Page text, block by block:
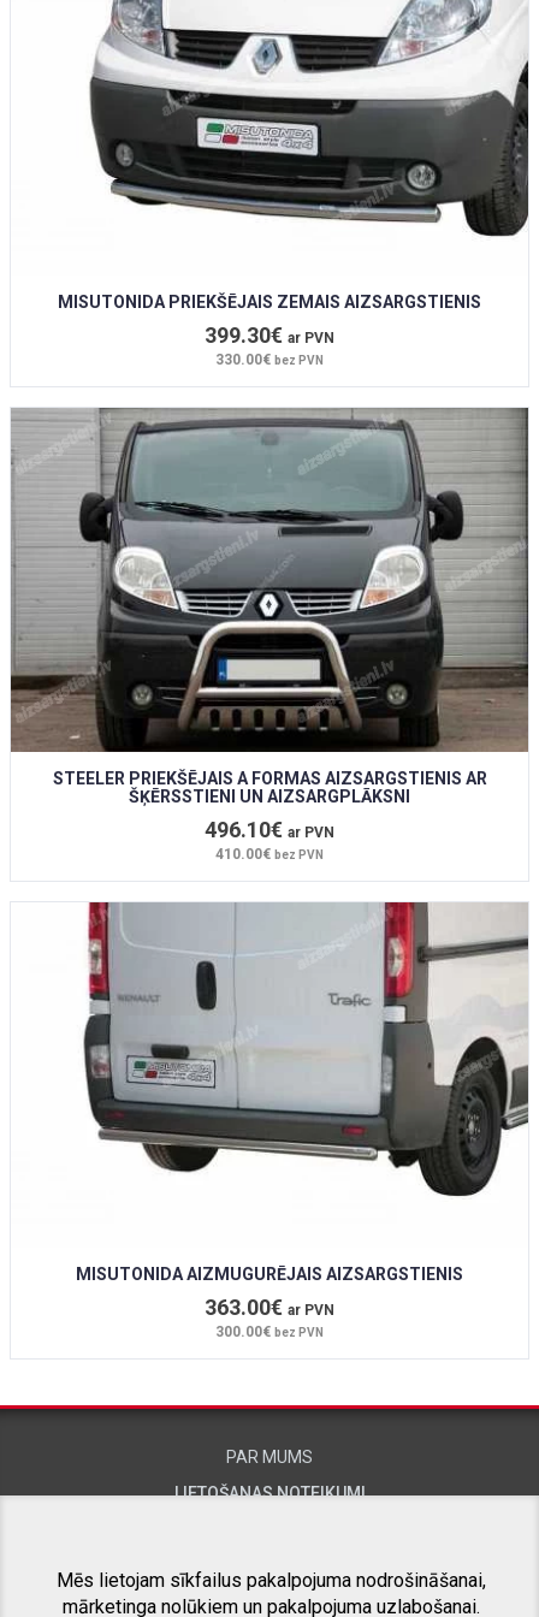
MISUTONIDA PRIEKŠĒJAIS ZEMAIS AIZSARGSTIENIS
399.30€ ar PVN
330.00€ bez PVN
STEELER PRIEKŠĒJAIS A FORMAS AIZSARGSTIENIS AR
ŠĶĒRSSTIENI UN AIZSARGPLĀKSNI
496.10€ ar PVN
410.00€ bez PVN
MISUTONIDA AIZMUGURĒJAIS AIZSARGSTIENIS
363.00€ ar PVN
300.00€ bez PVN
PAR MUMS
LIETOŠANAS NOTEIKUMI
Mēs lietojam sīkfailus pakalpojuma nodrošināšanai,
mārketinga nolūkiem un pakalpojuma uzlabošanai.